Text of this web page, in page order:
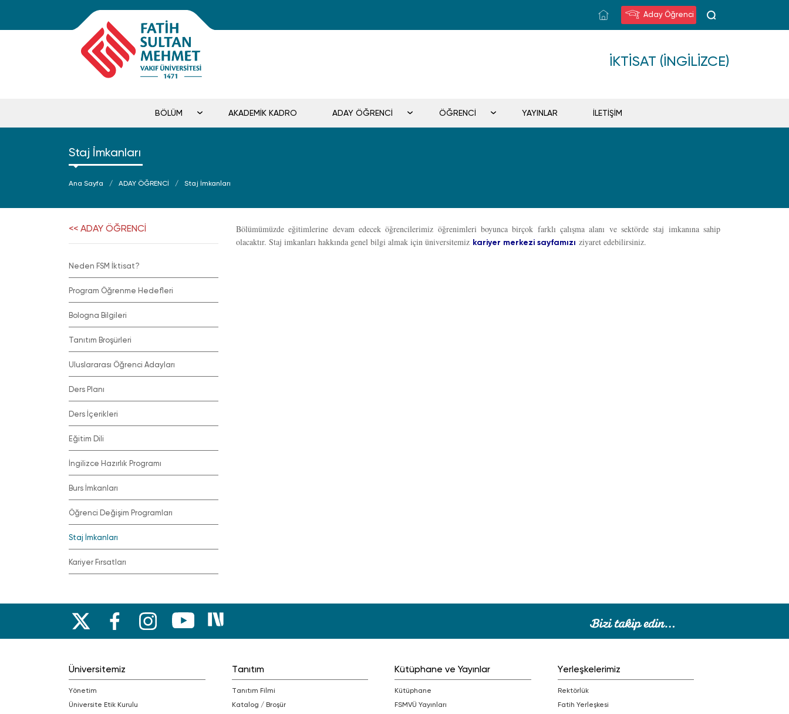
Aday Öğrenci
İKTISAT (İNGILIZCE)
BÖLÜM AKADEMİK KADRO ADAY ÖĞRENCİ ÖĞRENCİ YAYINLAR İLETİŞİM
Staj İmkanları
Ana Sayfa ADAY ÖĞRENCİ Staj İmkanları
<< ADAY ÖĞRENCİ
Neden FSM İktisat?
Program Öğrenme Hedefleri
Bologna Bilgileri
Tanıtım Broşürleri
Uluslararası Öğrenci Adayları
Ders Planı
Ders İçerikleri
Eğitim Dili
İngilizce Hazırlık Programı
Burs İmkanları
Öğrenci Değişim Programları
Staj İmkanları
Kariyer Fırsatları
Bölümümüzde eğitimlerine devam edecek öğrencilerimiz öğrenimleri boyunca birçok farklı çalışma alanı ve sektörde staj imkanına sahip
olacaktır. Staj imkanları hakkında genel bilgi almak için üniversitemiz kariyer merkezi sayfamızı ziyaret edebilirsiniz.
Üniversitemiz
Yönetim
Üniversite Etik Kurulu
Tanıtım
Tanıtım Filmi
Katalog / Broşür
Kütüphane ve Yayınlar
Kütüphane
FSMVÜ Yayınları
Yerleşkelerimiz
Rektörlük
Fatih Yerleşkesi